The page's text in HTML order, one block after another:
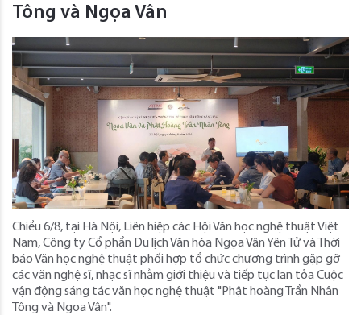
Tông và Ngọa Vân
Chiều 6/8, tại Hà Nội, Liên hiệp các Hội Văn học nghệ thuật Việt
Nam, Công ty Cổ phần Du lịch Văn hóa Ngọa Vân Yên Tử và Thời
báo Văn học nghệ thuật phối hợp tổ chức chương trình gặp gỡ
các văn nghệ sĩ, nhạc sĩ nhằm giới thiệu và tiếp tục lan tỏa Cuộc
vận động sáng tác văn học nghệ thuật "Phật hoàng Trần Nhân
Tông và Ngọa Vân".